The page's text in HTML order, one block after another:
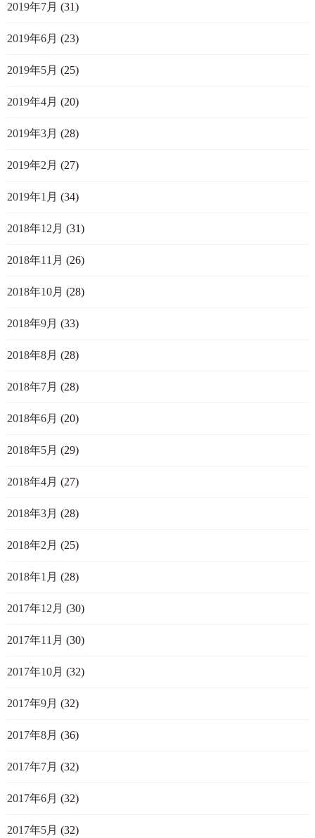
2019年7月 (31)
2019年6月 (23)
2019年5月 (25)
2019年4月 (20)
2019年3月 (28)
2019年2月 (27)
2019年1月 (34)
2018年12月 (31)
2018年11月 (26)
2018年10月 (28)
2018年9月 (33)
2018年8月 (28)
2018年7月 (28)
2018年6月 (20)
2018年5月 (29)
2018年4月 (27)
2018年3月 (28)
2018年2月 (25)
2018年1月 (28)
2017年12月 (30)
2017年11月 (30)
2017年10月 (32)
2017年9月 (32)
2017年8月 (36)
2017年7月 (32)
2017年6月 (32)
2017年5月 (32)